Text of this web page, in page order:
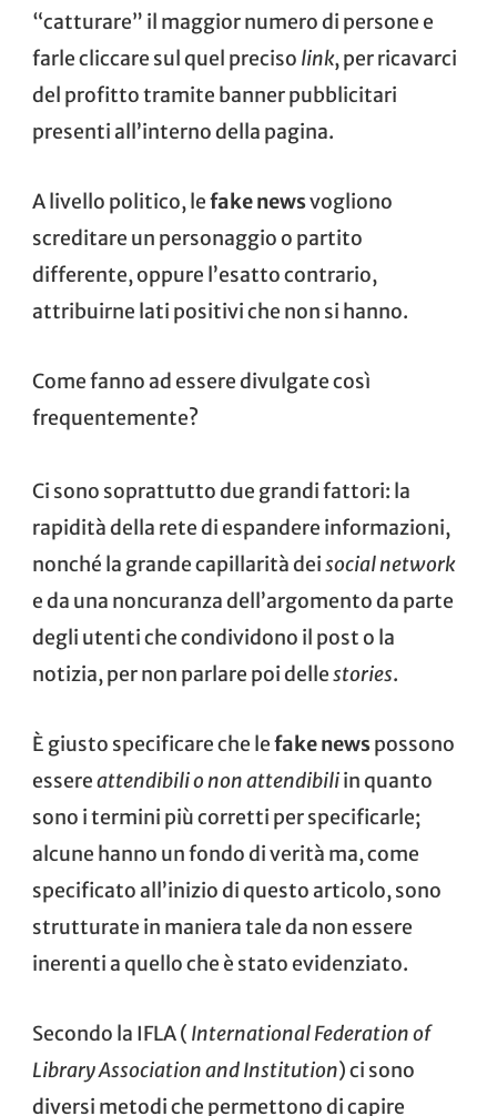
“catturare” il maggior numero di persone e
farle cliccare sul quel preciso link, per ricavarci
del profitto tramite banner pubblicitari
presenti all’interno della pagina.
A livello politico, lefake newsvogliono
screditare un personaggio o partito
differente, oppure l’esatto contrario,
attribuirne lati positivi che non si hanno.
Come fanno ad essere divulgate così
frequentemente?
Ci sono soprattutto due grandi fattori: la
rapidità della rete di espandere informazioni,
nonché la grande capillarità deisocial network
e da una noncuranza dell’argomento da parte
degli utenti che condividono il post o la
notizia, per non parlare poi dellestories.
È giusto specificare che lefake newspossono
essereattendibili o non attendibiliin quanto
sono i termini più corretti per specificarle;
alcune hanno un fondo di verità ma, come
specificato all’inizio di questo articolo, sono
strutturate in maniera tale da non essere
inerenti a quello che è stato evidenziato.
Secondo la IFLA( International Federation of
Library Association and Institution) ci sono
diversi metodi che permettono di capire